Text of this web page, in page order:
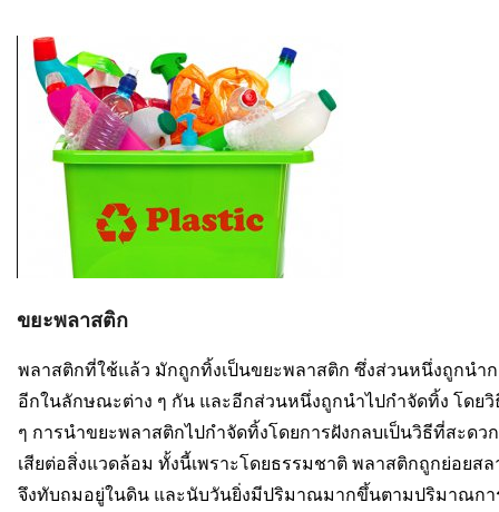
ขยะพลาสติก
พลาสติกที่ใช้แล้ว มักถูกทิ้งเป็นขยะพลาสติก ซึ่งส่วนหนึ่งถูกนำ
อีกในลักษณะต่าง ๆ กัน และอีกส่วนหนึ่งถูกนำไปกำจัดทิ้ง โดยวิ
ๆ การนำขยะพลาสติกไปกำจัดทิ้งโดยการฝังกลบเป็นวิธีที่สะดว
เสียต่อสิ่งแวดล้อม ทั้งนี้เพราะโดยธรรมชาติ พลาสติกถูกย่อยสล
จึงทับถมอยู่ในดิน และนับวันยิ่งมีปริมาณมากขึ้นตามปริมาณกา